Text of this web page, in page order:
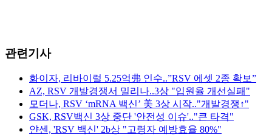
관련기사
화이자, 리바이럴 5.25억弗 인수..”RSV 에셋 2종 확보”
AZ, RSV 개발경쟁서 밀리나..3상 "입원율 개선실패"
모더나, RSV ‘mRNA 백신’ 美 3상 시작.."개발경쟁↑"
GSK, RSV백신 3상 중단 '안전성 이슈'.."큰 타격"
얀센, 'RSV 백신' 2b상 "고령자 예방효율 80%"